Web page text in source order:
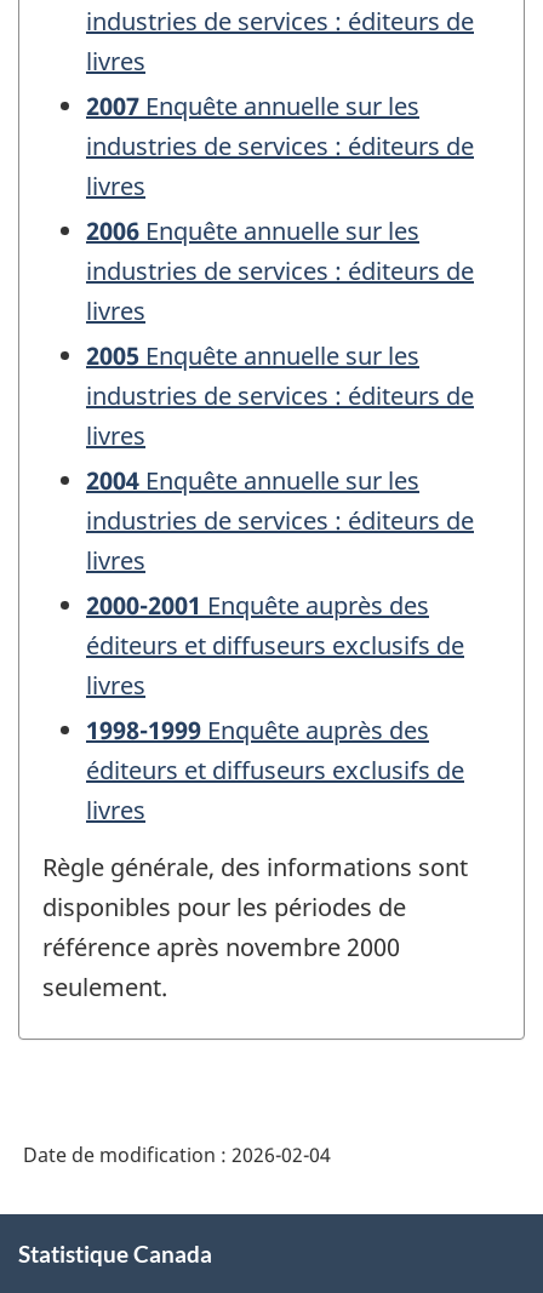
industries de services : éditeurs de
livres
2007 Enquête annuelle sur les
industries de services : éditeurs de
livres
2006 Enquête annuelle sur les
industries de services : éditeurs de
livres
2005 Enquête annuelle sur les
industries de services : éditeurs de
livres
2004 Enquête annuelle sur les
industries de services : éditeurs de
livres
2000-2001 Enquête auprès des
éditeurs et diffuseurs exclusifs de
livres
1998-1999 Enquête auprès des
éditeurs et diffuseurs exclusifs de
livres
Règle générale, des informations sont
disponibles pour les périodes de
référence après novembre 2000
seulement.
Date de modification : 2026-02-04
propos
Statistique Canada